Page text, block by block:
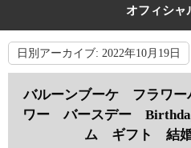
オフィシャ
日別アーカイブ: 2022年10月19日
バルーンブーケ フラワ
ワー バースデー
ム ギフト 結